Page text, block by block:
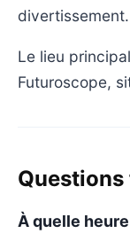
divertissement.
Le lieu
Futuroscope,
À quelle